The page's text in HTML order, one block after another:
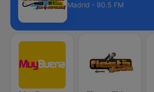
Madrid - 90.5 FM